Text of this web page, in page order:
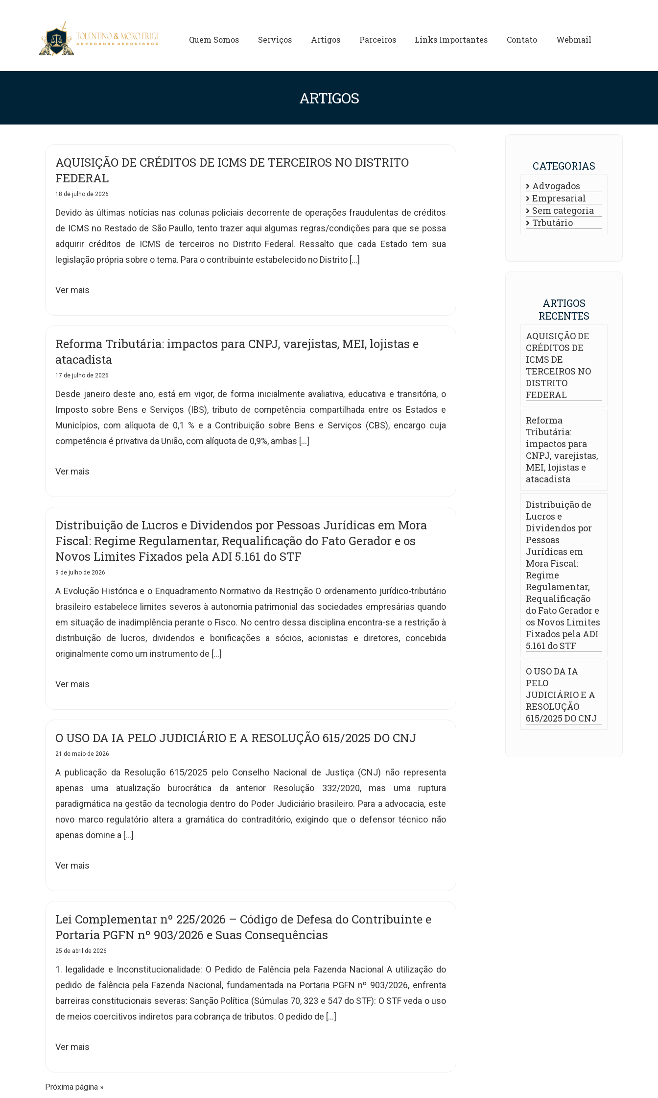
Quem Somos Serviços Artigos Parceiros Links Importantes Contato Webmail
ARTIGOS
AQUISIÇÃO DE CRÉDITOS DE ICMS DE TERCEIROS NO DISTRITO
FEDERAL
18 de julho de 2026
Devido às últimas notícias nas colunas policiais decorrente de operações fraudulentas de créditos
de ICMS no Restado de São Paullo, tento trazer aqui algumas regras/condições para que se possa
adquirir créditos de ICMS de terceiros no Distrito Federal. Ressalto que cada Estado tem sua
legislação própria sobre o tema. Para o contribuinte estabelecido no Distrito […]
Ver mais
Reforma Tributária: impactos para CNPJ, varejistas, MEI, lojistas e
atacadista
17 de julho de 2026
Desde janeiro deste ano, está em vigor, de forma inicialmente avaliativa, educativa e transitória, o
Imposto sobre Bens e Serviços (IBS), tributo de competência compartilhada entre os Estados e
Municípios, com alíquota de 0,1 % e a Contribuição sobre Bens e Serviços (CBS), encargo cuja
competência é privativa da União, com alíquota de 0,9%, ambas […]
Ver mais
Distribuição de Lucros e Dividendos por Pessoas Jurídicas em Mora
Fiscal: Regime Regulamentar, Requalificação do Fato Gerador e os
Novos Limites Fixados pela ADI 5.161 do STF
9 de julho de 2026
A Evolução Histórica e o Enquadramento Normativo da Restrição O ordenamento jurídico-tributário
brasileiro estabelece limites severos à autonomia patrimonial das sociedades empresárias quando
em situação de inadimplência perante o Fisco. No centro dessa disciplina encontra-se a restrição à
distribuição de lucros, dividendos e bonificações a sócios, acionistas e diretores, concebida
originalmente como um instrumento de […]
Ver mais
O USO DA IA PELO JUDICIÁRIO E A RESOLUÇÃO 615/2025 DO CNJ
21 de maio de 2026
A publicação da Resolução 615/2025 pelo Conselho Nacional de Justiça (CNJ) não representa
apenas uma atualização burocrática da anterior Resolução 332/2020, mas uma ruptura
paradigmática na gestão da tecnologia dentro do Poder Judiciário brasileiro. Para a advocacia, este
novo marco regulatório altera a gramática do contraditório, exigindo que o defensor técnico não
apenas domine a […]
Ver mais
Lei Complementar nº 225/2026 – Código de Defesa do Contribuinte e
Portaria PGFN nº 903/2026 e Suas Consequências
25 de abril de 2026
1. legalidade e Inconstitucionalidade: O Pedido de Falência pela Fazenda Nacional A utilização do
pedido de falência pela Fazenda Nacional, fundamentada na Portaria PGFN nº 903/2026, enfrenta
barreiras constitucionais severas: Sanção Política (Súmulas 70, 323 e 547 do STF): O STF veda o uso
de meios coercitivos indiretos para cobrança de tributos. O pedido de […]
Ver mais
Próxima página »
CATEGORIAS
Advogados
Empresarial
Sem categoria
Trbutário
ARTIGOS
RECENTES
AQUISIÇÃO DE
CRÉDITOS DE
ICMS DE
TERCEIROS NO
DISTRITO
FEDERAL
Reforma
Tributária:
impactos para
CNPJ, varejistas,
MEI, lojistas e
atacadista
Distribuição de
Lucros e
Dividendos por
Pessoas
Jurídicas em
Mora Fiscal:
Regime
Regulamentar,
Requalificação
do Fato Gerador e
os Novos Limites
Fixados pela ADI
5.161 do STF
O USO DA IA
PELO
JUDICIÁRIO E A
RESOLUÇÃO
615/2025 DO CNJ